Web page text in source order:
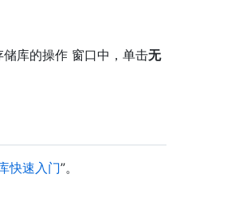
库的操作 窗口中，单击无
快速入门”。